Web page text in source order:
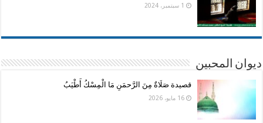
1 سبتمبر، 2024
ديوان المحبين
قصيدة صَلَاةٌ مِنَ الرَّحمَنِ مَا الْمِسْكُ أَطْيَبُ
16 مايو، 2026